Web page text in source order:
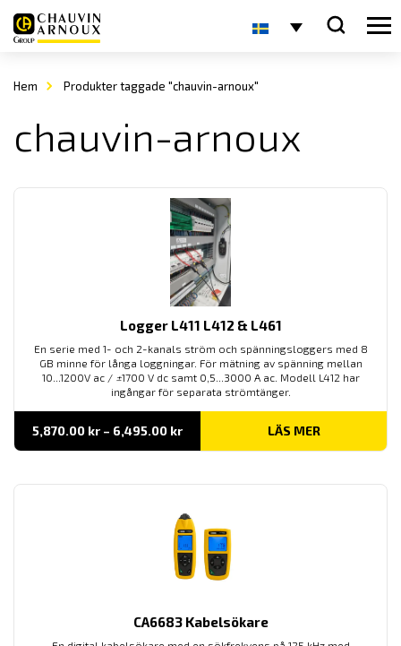
Hem Produkter taggade "chauvin-arnoux"
chauvin-arnoux
Logger L411 L412 & L461
En serie med 1- och 2-kanals ström och spänningsloggers med 8
GB minne för långa loggningar. För mätning av spänning mellan
10...1200V ac / ±1700 V dc samt 0,5...3000 A ac. Modell L412 har
ingångar för separata strömtänger.
5,870.00 kr – 6,495.00 krPrisintervall:
till
LÄS MER
CA6683 Kabelsökare